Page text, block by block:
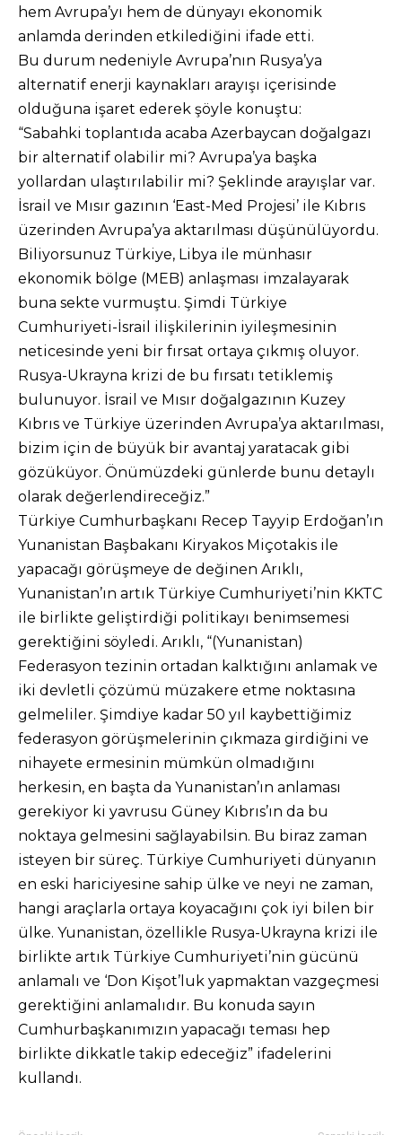
hem Avrupa’yı hem de dünyayı ekonomik
anlamda derinden etkilediğini ifade etti.
Bu durum nedeniyle Avrupa’nın Rusya’ya
alternatif enerji kaynakları arayışı içerisinde
olduğuna işaret ederek şöyle konuştu:
“Sabahki toplantıda acaba Azerbaycan doğalgazı
bir alternatif olabilir mi? Avrupa’ya başka
yollardan ulaştırılabilir mi? Şeklinde arayışlar var.
İsrail ve Mısır gazının ‘East-Med Projesi’ ile Kıbrıs
üzerinden Avrupa’ya aktarılması düşünülüyordu.
Biliyorsunuz Türkiye, Libya ile münhasır
ekonomik bölge (MEB) anlaşması imzalayarak
buna sekte vurmuştu. Şimdi Türkiye
Cumhuriyeti-İsrail ilişkilerinin iyileşmesinin
neticesinde yeni bir fırsat ortaya çıkmış oluyor.
Rusya-Ukrayna krizi de bu fırsatı tetiklemiş
bulunuyor. İsrail ve Mısır doğalgazının Kuzey
Kıbrıs ve Türkiye üzerinden Avrupa’ya aktarılması,
bizim için de büyük bir avantaj yaratacak gibi
gözüküyor. Önümüzdeki günlerde bunu detaylı
olarak değerlendireceğiz.”
Türkiye Cumhurbaşkanı Recep Tayyip Erdoğan’ın
Yunanistan Başbakanı Kiryakos Miçotakis ile
yapacağı görüşmeye de değinen Arıklı,
Yunanistan’ın artık Türkiye Cumhuriyeti’nin KKTC
ile birlikte geliştirdiği politikayı benimsemesi
gerektiğini söyledi. Arıklı, “(Yunanistan)
Federasyon tezinin ortadan kalktığını anlamak ve
iki devletli çözümü müzakere etme noktasına
gelmeliler. Şimdiye kadar 50 yıl kaybettiğimiz
federasyon görüşmelerinin çıkmaza girdiğini ve
nihayete ermesinin mümkün olmadığını
herkesin, en başta da Yunanistan’ın anlaması
gerekiyor ki yavrusu Güney Kıbrıs’ın da bu
noktaya gelmesini sağlayabilsin. Bu biraz zaman
isteyen bir süreç. Türkiye Cumhuriyeti dünyanın
en eski hariciyesine sahip ülke ve neyi ne zaman,
hangi araçlarla ortaya koyacağını çok iyi bilen bir
ülke. Yunanistan, özellikle Rusya-Ukrayna krizi ile
birlikte artık Türkiye Cumhuriyeti’nin gücünü
anlamalı ve ‘Don Kişot’luk yapmaktan vazgeçmesi
gerektiğini anlamalıdır. Bu konuda sayın
Cumhurbaşkanımızın yapacağı teması hep
birlikte dikkatle takip edeceğiz” ifadelerini
kullandı.